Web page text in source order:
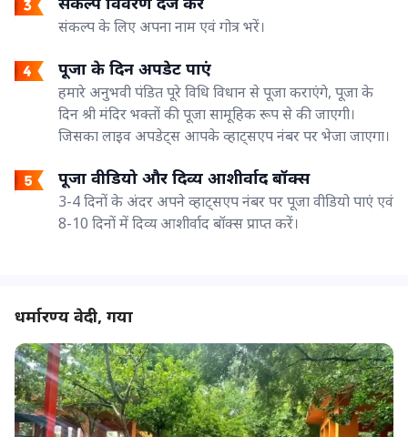
संकल्प के लिए अपना नाम एवं गोत्र भरें।
पूजा के दिन अपडेट पाएं
हमारे अनुभवी पंडित पूरे विधि विधान से पूजा कराएंगे, पूजा के
दिन श्री मंदिर भक्तों की पूजा सामूहिक रूप से की जाएगी।
जिसका लाइव अपडेट्स आपके व्हाट्सएप नंबर पर भेजा जाएगा।
पूजा वीडियो और दिव्य आशीर्वाद बॉक्स
3-4 दिनों के अंदर अपने व्हाट्सएप नंबर पर पूजा वीडियो पाएं एवं
8-10 दिनों में दिव्य आशीर्वाद बॉक्स प्राप्त करें।
धर्मारण्य वेदी, गया